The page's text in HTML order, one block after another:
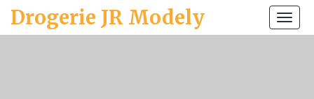
Drogerie JR Modely